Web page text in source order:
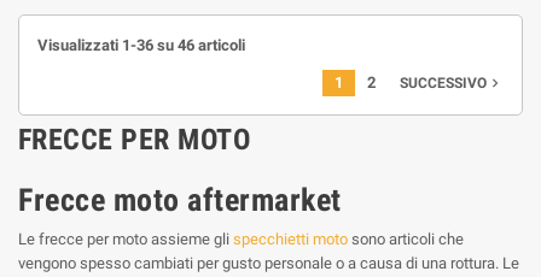
Visualizzati 1-36 su 46 articoli
1 2 SUCCESSIVO navigate_next
FRECCE PER MOTO
Frecce moto aftermarket
Le frecce per moto assieme gli specchietti moto sono articoli che
vengono spesso cambiati per gusto personale o a causa di una rottura. Le